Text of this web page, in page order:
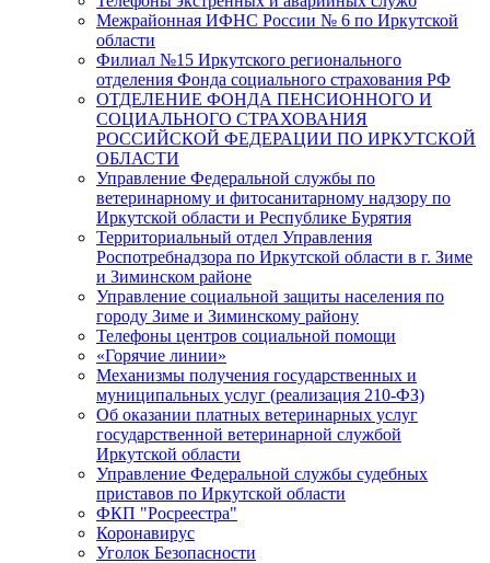
Межрайонная ИФНС России № 6 по Иркутской
области
Филиал №15 Иркутского регионального
отделения Фонда социального страхования РФ
ОТДЕЛЕНИЕ ФОНДА ПЕНСИОННОГО И
СОЦИАЛЬНОГО СТРАХОВАНИЯ
РОССИЙСКОЙ ФЕДЕРАЦИИ ПО ИРКУТСКОЙ
ОБЛАСТИ
Управление Федеральной службы по
ветеринарному и фитосанитарному надзору по
Иркутской области и Республике Бурятия
Территориальный отдел Управления
Роспотребнадзора по Иркутской области в г. Зиме
и Зиминском районе
Управление социальной защиты населения по
городу Зиме и Зиминскому району
Телефоны центров социальной помощи
«Горячие линии»
Механизмы получения государственных и
муниципальных услуг (реализация 210-ФЗ)
Об оказании платных ветеринарных услуг
государственной ветеринарной службой
Иркутской области
Управление Федеральной службы судебных
приставов по Иркутской области
ФКП "Росреестра"
Коронавирус
Уголок Безопасности